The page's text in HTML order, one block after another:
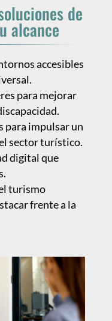
de
alcance
accesibles
para mejorar
para impulsar un
sector turístico.
digital que
turismo
frente a la